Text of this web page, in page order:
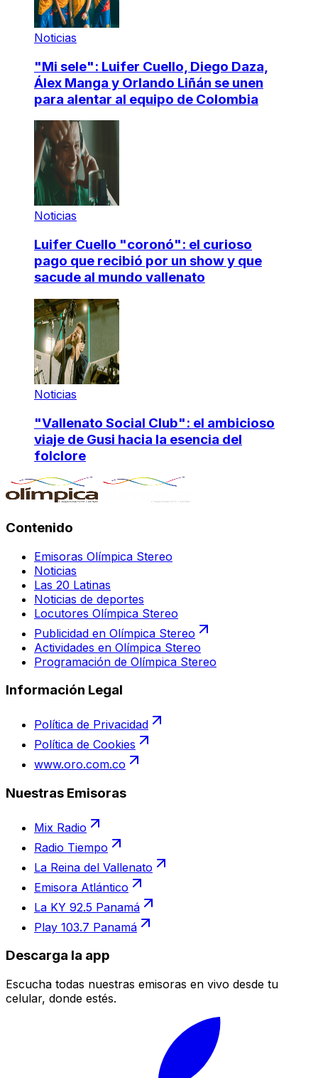
Noticias
"Mi sele": Luifer Cuello, Diego Daza,
Álex Manga y Orlando Liñán se unen
para alentar al equipo de Colombia
Noticias
Luifer Cuello "coronó": el curioso
pago que recibió por un show y que
sacude al mundo vallenato
Noticias
"Vallenato Social Club": el ambicioso
viaje de Gusi hacia la esencia del
folclore
Contenido
Emisoras Olímpica Stereo
Noticias
Las 20 Latinas
Noticias de deportes
Locutores Olímpica Stereo
Publicidad en Olímpica Stereo
Actividades en Olímpica Stereo
Programación de Olímpica Stereo
Información Legal
Política de Privacidad
Política de Cookies
www.oro.com.co
Nuestras Emisoras
Mix Radio
Radio Tiempo
La Reina del Vallenato
Emisora Atlántico
La KY 92.5 Panamá
Play 103.7 Panamá
Descarga la app
Escucha todas nuestras emisoras en vivo desde tu
celular, donde estés.